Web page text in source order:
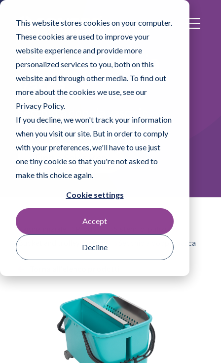
This website stores cookies on your computer.
These cookies are used to improve your
website experience and provide more
personalized services to you, both on this
website and through other media. To find out
more about the cookies we use, see our
Privacy Policy.
If you decline, we won't track your information
when you visit our site. But in order to comply
with your preferences, we'll have to use just
one tiny cookie so that you're not asked to
make this choice again.
Cookie settings
Accept
Decline
Secchio a doppia
vasca
Secchio a doppia vasca in
polipropilene da 20L
Find a Sales Rep
Pagina iniziale Prodotti
Sistemi di pulizia
Bucket and trolley systems
Secchio a doppia vasca